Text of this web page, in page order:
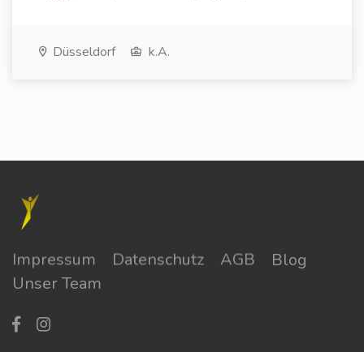
Düsseldorf k.A.
Impressum Datenschutz AGB
Blog
Unser Team